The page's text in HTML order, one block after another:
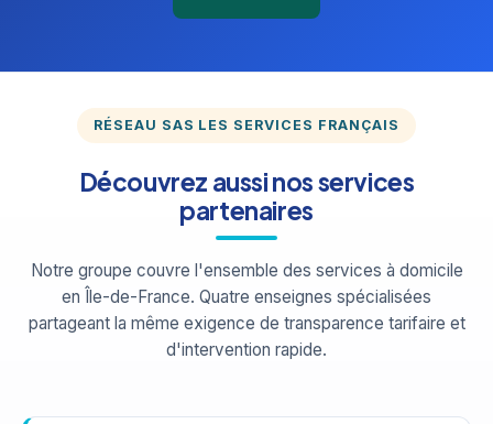
RÉSEAU SAS LES SERVICES FRANÇAIS
Découvrez aussi nos services
partenaires
Notre groupe couvre l'ensemble des services à domicile
en Île-de-France. Quatre enseignes spécialisées
partageant la même exigence de transparence tarifaire et
d'intervention rapide.